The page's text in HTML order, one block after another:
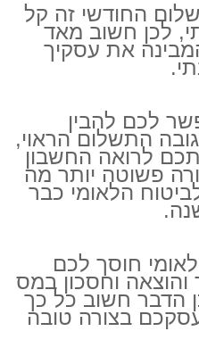
החודשי זה קל
לכן חשוב מאד
את עסקיך
לכם להבין
התשלום הראוי,
לרואה החשבון
פשוטה יותר מה
הלאומי כבר
חוסך לכם
וחסכון במס
הדבר חשוב כל כך
בצורה טובה